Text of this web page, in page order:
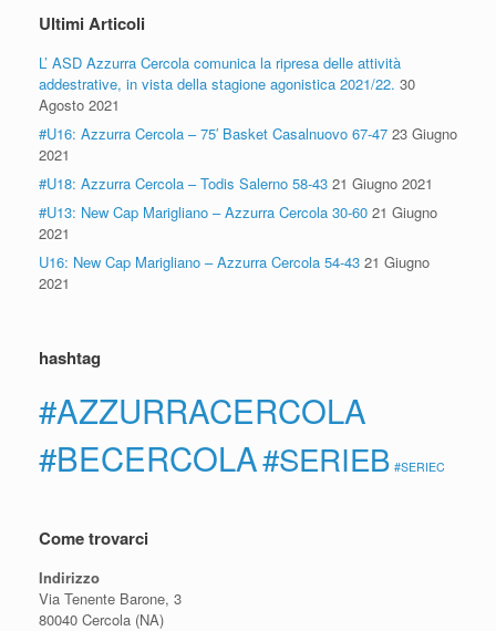
Ultimi Articoli
L’ ASD Azzurra Cercola comunica la ripresa delle attività
addestrative, in vista della stagione agonistica 2021/22. 30
Agosto 2021
#U16: Azzurra Cercola – 75′ Basket Casalnuovo 67-47 23 Giugno
2021
#U18: Azzurra Cercola – Todis Salerno 58-43 21 Giugno 2021
#U13: New Cap Marigliano – Azzurra Cercola 30-60 21 Giugno
2021
U16: New Cap Marigliano – Azzurra Cercola 54-43 21 Giugno
2021
hashtag
#AZZURRACERCOLA
#BECERCOLA#SERIEB #SERIEC
Come trovarci
Indirizzo
Via Tenente Barone, 3
80040 Cercola (NA)